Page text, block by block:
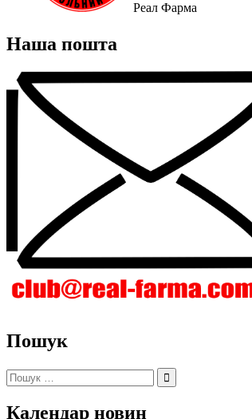
Реал Фарма
Наша пошта
Пошук
Пошук:
Календар новин